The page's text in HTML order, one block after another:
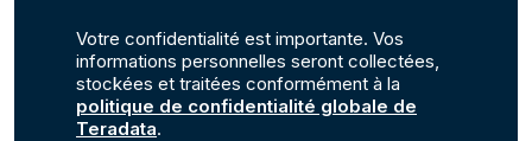
Votre confidentialité est importante. Vos
informations personnelles seront collectées,
stockées et traitées conformément à la
politique de confidentialité globale de
Teradata.